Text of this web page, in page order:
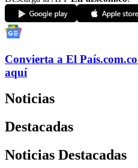
Convierta a El País.com.co
aquí
Noticias
Destacadas
Noticias Destacadas